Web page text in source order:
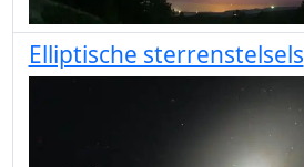
Elliptische sterrenstelsels